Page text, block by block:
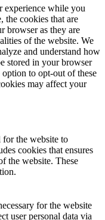
experience while you
the cookies that are
browser as they are
of the website. We
and understand how
stored in your browser
to opt-out of these
may affect your
for the website to
cookies that ensures
the website. These
for the website
user personal data via